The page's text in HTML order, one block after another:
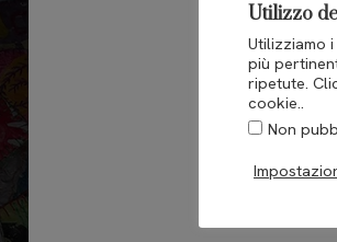
Utilizzo
Utilizziamo
più
ripetute.
cookie..
Non